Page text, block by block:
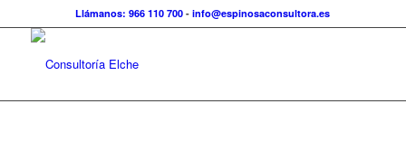
Llámanos: 966 110 700 -info@espinosaconsultora.es